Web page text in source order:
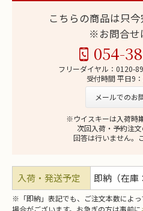
こちらの商品は只今
※お問合せ
054-
フリーダイヤル：0120-
受付時間 平日9
メールでのお
※ウイスキーは入荷時
次回入荷・予約注
回答は行いません。
入荷・発送予定 即納（在庫
※「即納」表記でも、ご注文本数によ
場合がございます。お急ぎの方は事前に